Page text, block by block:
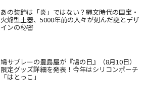
あの装飾は「炎」ではない？縄文時代の国宝・
火焔型土器、5000年前の人々が刻んだ謎とデザ
インの秘密
鳩サブレーの豊島屋が『鳩の日』（8月10日）
限定グッズ詳細を発表！今年はシリコンポーチ
「はとっこ」